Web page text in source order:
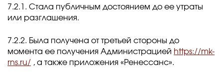
7.2.1. Стала публичным достоянием до ее утраты
или разглашения.
7.2.2. Была получена от третьей стороны до
момента ее получения Администрацией https://mk-
rns.ru/ , а также приложения «Ренессанс».